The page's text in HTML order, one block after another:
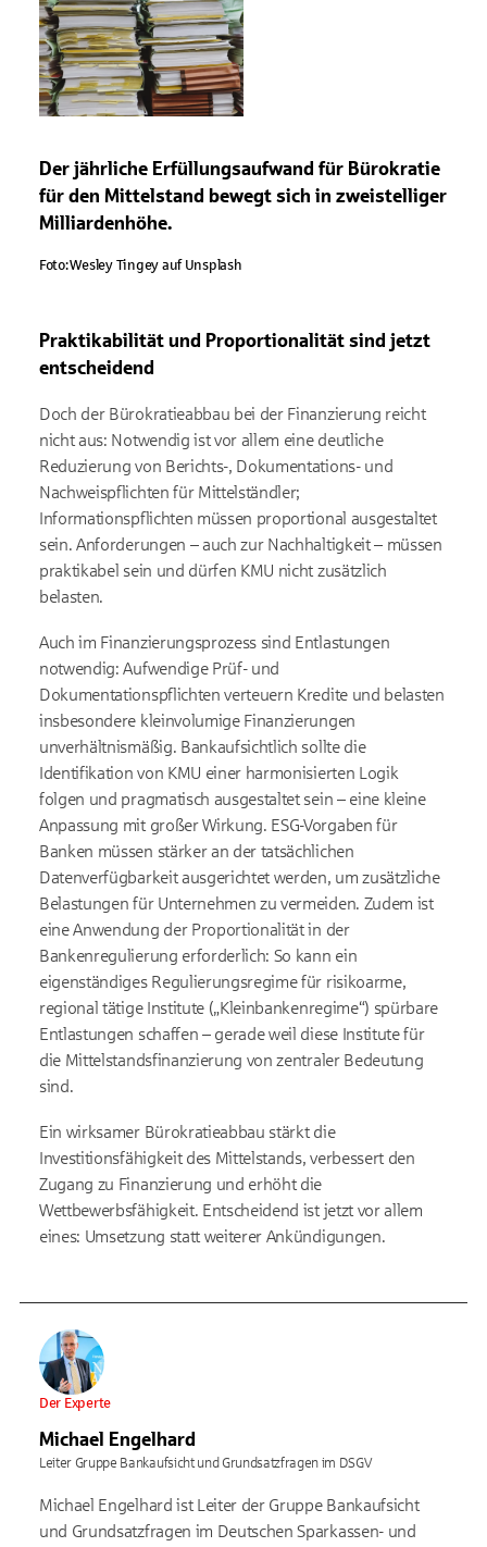
Der jährliche Erfüllungsaufwand für Bürokratie
für den Mittelstand bewegt sich in zweistelliger
Milliardenhöhe.
Foto: Wesley Tingey auf Unsplash
Praktikabilität und Proportionalität sind jetzt
entscheidend
Doch der Bürokratieabbau bei der Finanzierung reicht
nicht aus: Notwendig ist vor allem eine deutliche
Reduzierung von Berichts-, Dokumentations- und
Nachweispflichten für Mittelständler;
Informationspflichten müssen proportional ausgestaltet
sein. Anforderungen – auch zur Nachhaltigkeit – müssen
praktikabel sein und dürfen KMU nicht zusätzlich
belasten.
Auch im Finanzierungsprozess sind Entlastungen
notwendig: Aufwendige Prüf- und
Dokumentationspflichten verteuern Kredite und belasten
insbesondere kleinvolumige Finanzierungen
unverhältnismäßig. Bankaufsichtlich sollte die
Identifikation von KMU einer harmonisierten Logik
folgen und pragmatisch ausgestaltet sein – eine kleine
Anpassung mit großer Wirkung. ESG-Vorgaben für
Banken müssen stärker an der tatsächlichen
Datenverfügbarkeit ausgerichtet werden, um zusätzliche
Belastungen für Unternehmen zu vermeiden. Zudem ist
eine Anwendung der Proportionalität in der
Bankenregulierung erforderlich: So kann ein
eigenständiges Regulierungsregime für risikoarme,
regional tätige Institute („Kleinbankenregime“) spürbare
Entlastungen schaffen – gerade weil diese Institute für
die Mittelstandsfinanzierung von zentraler Bedeutung
sind.
Ein wirksamer Bürokratieabbau stärkt die
Investitionsfähigkeit des Mittelstands, verbessert den
Zugang zu Finanzierung und erhöht die
Wettbewerbsfähigkeit. Entscheidend ist jetzt vor allem
eines: Umsetzung statt weiterer Ankündigungen.
Der Experte
Michael Engelhard
Leiter Gruppe Bankaufsicht und Grundsatzfragen im DSGV
Michael Engelhard ist Leiter der Gruppe Bankaufsicht
und Grundsatzfragen im Deutschen Sparkassen- und